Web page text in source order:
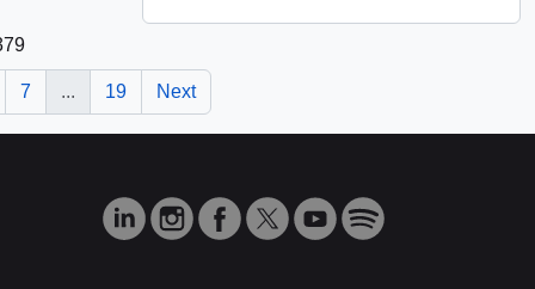
7 ... 19 Next